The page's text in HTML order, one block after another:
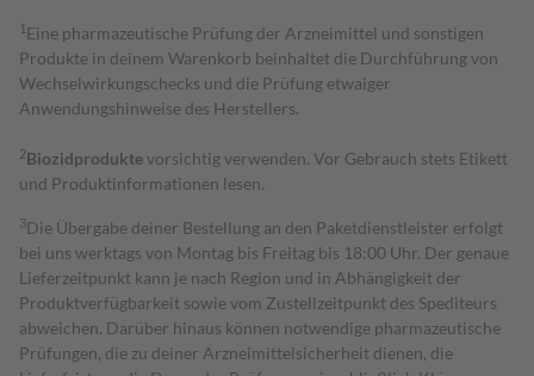
1 Eine pharmazeutische Prüfung der Arzneimittel und sonstigen
Produkte in deinem Warenkorb beinhaltet die Durchführung von
Wechselwirkungschecks und die Prüfung etwaiger
Anwendungshinweise des Herstellers.
2Biozidproduktevorsichtig verwenden. Vor Gebrauch stets Etikett
und Produktinformationen lesen.
3Die Übergabe deiner Bestellung an den Paketdienstleister erfolgt
bei uns werktags von Montag bis Freitag bis 18:00 Uhr. Der genaue
Lieferzeitpunkt kann je nach Region und in Abhängigkeit der
Produktverfügbarkeit sowie vom Zustellzeitpunkt des Spediteurs
abweichen. Darüber hinaus können notwendige pharmazeutische
Prüfungen, die zu deiner Arzneimittelsicherheit dienen, die